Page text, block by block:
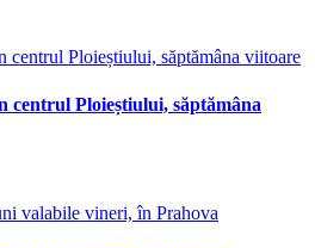
centrul Ploieștiului, săptămâna